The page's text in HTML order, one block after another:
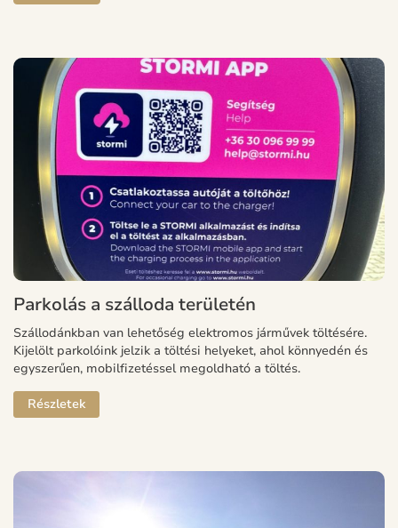
Parkolás a szálloda területén
Szállodánkban van lehetőség elektromos járművek töltésére.
Kijelölt parkolóink jelzik a töltési helyeket, ahol könnyedén és
egyszerűen, mobilfizetéssel megoldható a töltés.
Részletek